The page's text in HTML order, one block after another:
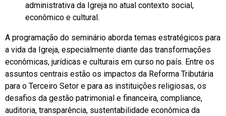
administrativa da Igreja no atual contexto social,
econômico e cultural.
A programação do seminário aborda temas estratégicos para
a vida da Igreja, especialmente diante das transformações
econômicas, jurídicas e culturais em curso no país. Entre os
assuntos centrais estão os impactos da Reforma Tributária
para o Terceiro Setor e para as instituições religiosas, os
desafios da gestão patrimonial e financeira, compliance,
auditoria, transparência, sustentabilidade econômica da